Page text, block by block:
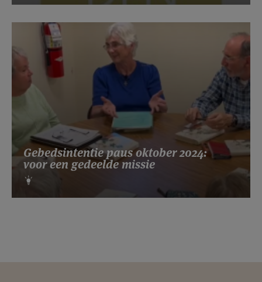
Gebedsintentie paus oktober 2024:
voor een gedeelde missie